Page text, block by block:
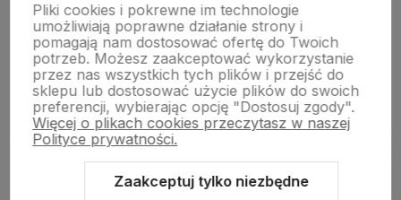
O nas
Pliki cookies i pokrewne im technologie
umożliwiają poprawne działanie strony i
pomagają nam dostosować ofertę do Twoich
potrzeb. Możesz zaakceptować wykorzystanie
przez nas wszystkich tych plików i przejść do
sklepu lub dostosować użycie plików do swoich
preferencji, wybierając opcję "Dostosuj zgody".
Więcej o plikach cookies przeczytasz w naszej
Polityce prywatności.
Zaakceptuj tylko niezbędne